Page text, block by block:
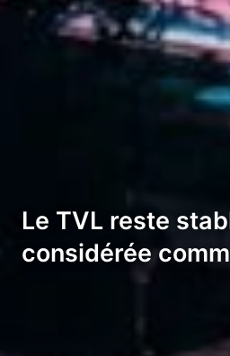
Le TVL reste
considérée